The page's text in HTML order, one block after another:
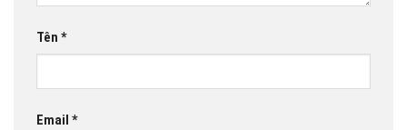
Tên *
Email *